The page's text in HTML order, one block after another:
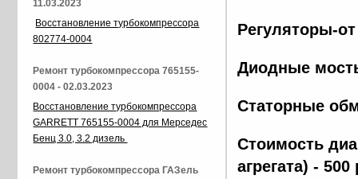
Регуляторы-
Диодные
Статорные
Стоимость
агрегата) -
11.03.2023
Восстановление турбокомпрессора
802774-0004
Ремонт турбокомпрессора 765155-
0004 - 02.03.2023
Восстановление турбокомпрессора
GARRETT 765155-0004 для Мерседес
Бенц 3.0, 3.2 дизель
Ремонт турбокомпрессора ГАЗель